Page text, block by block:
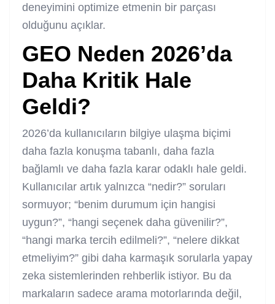
deneyimini optimize etmenin bir parçası
olduğunu açıklar.
GEO Neden 2026’da
Daha Kritik Hale
Geldi?
2026’da kullanıcıların bilgiye ulaşma biçimi
daha fazla konuşma tabanlı, daha fazla
bağlamlı ve daha fazla karar odaklı hale geldi.
Kullanıcılar artık yalnızca “nedir?” soruları
sormuyor; “benim durumum için hangisi
uygun?”, “hangi seçenek daha güvenilir?”,
“hangi marka tercih edilmeli?”, “nelere dikkat
etmeliyim?” gibi daha karmaşık sorularla yapay
zeka sistemlerinden rehberlik istiyor. Bu da
markaların sadece arama motorlarında değil,